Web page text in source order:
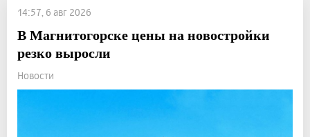
14:57, 6 авг 2026
В Магнитогорске цены на новостройки
резко выросли
Новости